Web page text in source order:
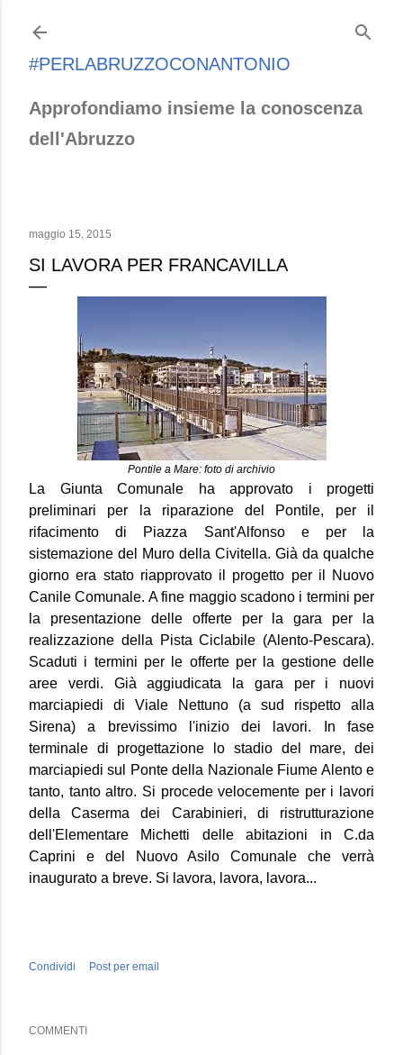
#PERLABRUZZOCONANTONIO
Approfondiamo insieme la conoscenza
dell'Abruzzo
maggio 15, 2015
SI LAVORA PER FRANCAVILLA
Pontile a Mare: foto di archivio
La Giunta Comunale ha approvato i progetti
preliminari per la riparazione del Pontile, per il
rifacimento di Piazza Sant'Alfonso e per la
sistemazione del Muro della Civitella. Già da qualche
giorno era stato riapprovato il progetto per il Nuovo
Canile Comunale. A fine maggio scadono i termini per
la presentazione delle offerte per la gara per la
realizzazione della Pista Ciclabile (Alento-Pescara).
Scaduti i termini per le offerte per la gestione delle
aree verdi. Già aggiudicata la gara per i nuovi
marciapiedi di Viale Nettuno (a sud rispetto alla
Sirena) a brevissimo l'inizio dei lavori. In fase
terminale di progettazione lo stadio del mare, dei
marciapiedi sul Ponte della Nazionale Fiume Alento e
tanto, tanto altro. Si procede velocemente per i lavori
della Caserma dei Carabinieri, di ristrutturazione
dell'Elementare Michetti delle abitazioni in C.da
Caprini e del Nuovo Asilo Comunale che verrà
inaugurato a breve. Si lavora, lavora, lavora...
Condividi Post per email
COMMENTI